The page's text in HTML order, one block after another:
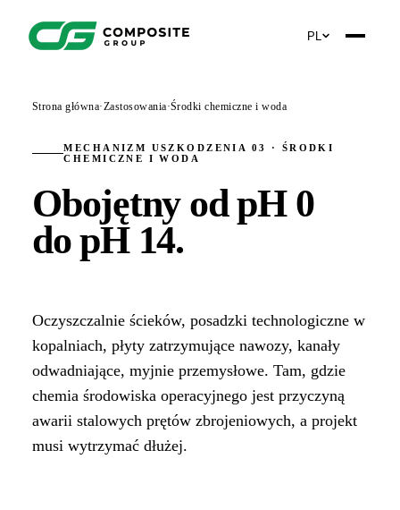
PL
Strona główna·Zastosowania·Środki chemiczne i woda
MECHANIZM USZKODZENIA 03 · ŚRODKI
CHEMICZNE I WODA
Obojętny od pH 0
do pH 14.
Oczyszczalnie ścieków, posadzki technologiczne w
kopalniach, płyty zatrzymujące nawozy, kanały
odwadniające, myjnie przemysłowe. Tam, gdzie
chemia środowiska operacyjnego jest przyczyną
awarii stalowych prętów zbrojeniowych, a projekt
musi wytrzymać dłużej.